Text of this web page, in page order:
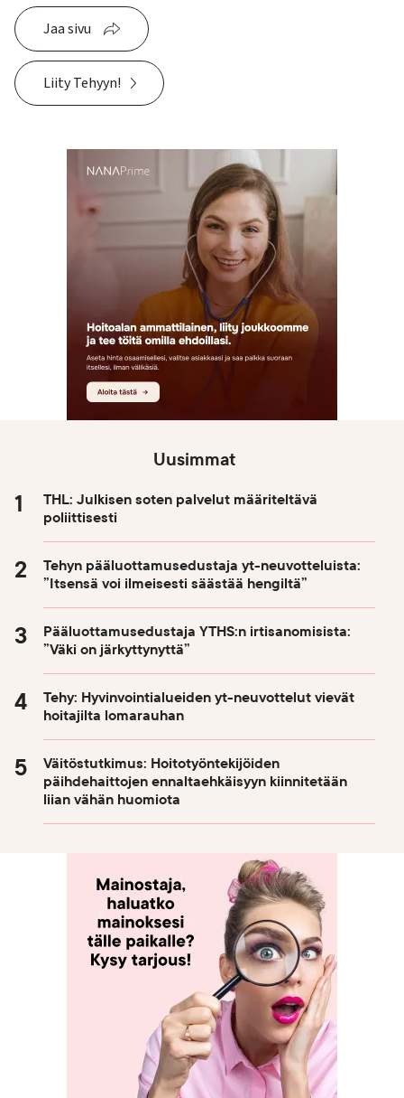
Jaa sivu
Liity Tehyyn!
Uusimmat
THL: Julkisen soten palvelut määriteltävä
poliittisesti
Tehyn pääluottamusedustaja yt-neuvotteluista:
”Itsensä voi ilmeisesti säästää hengiltä”
Pääluottamusedustaja YTHS:n irtisanomisista:
”Väki on järkyttynyttä”
Tehy: Hyvinvointialueiden yt-neuvottelut vievät
hoitajilta lomarauhan
Väitöstutkimus: Hoitotyöntekijöiden
päihdehaittojen ennaltaehkäisyyn kiinnitetään
liian vähän huomiota